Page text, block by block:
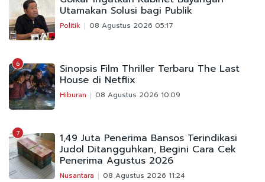
Utamakan Solusi bagi Publik
Politik 08 Agustus 2026 05:17
6 Sinopsis Film Thriller Terbaru The Last
House di Netflix
Hiburan 08 Agustus 2026 10:09
7 1,49 Juta Penerima Bansos Terindikasi
Judol Ditangguhkan, Begini Cara Cek
Penerima Agustus 2026
Nusantara 08 Agustus 2026 11:24